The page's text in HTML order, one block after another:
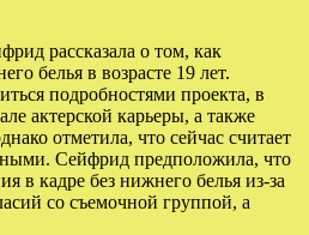
рассказала о том, как
белья в возрасте 19 лет.
подробностями проекта, в
актерской карьеры, а также
отметила, что сейчас считает
Сейфрид предположила, что
в кадре без нижнего белья из-за
со съемочной группой, а